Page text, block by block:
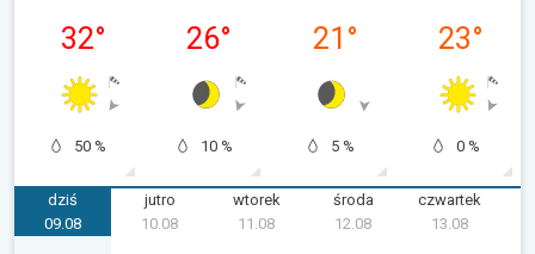
32°
50 %
26°
10 %
21 °
5 %
23°
0 %
dziś
niedziela, 09.08
09.08
jutro
10.08
wtorek
11.08
środa
12.08
czwartek
13.08